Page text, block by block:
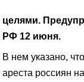
целями.
РФ 12 июня.
В нем указано,
ареста россиян